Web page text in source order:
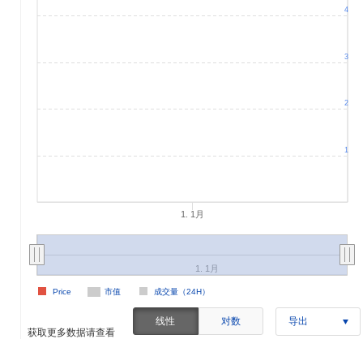
1. 1月
市值 成交量（24H）
Price
1. 1月
1
2
3
4
获取更多数据请查看
线性 对数 导出